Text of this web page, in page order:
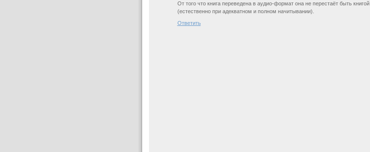
От того что книга переведена в аудио-формат она не перестаёт быть книгой
(естественно при адекватном и полном начитывании).
Ответить